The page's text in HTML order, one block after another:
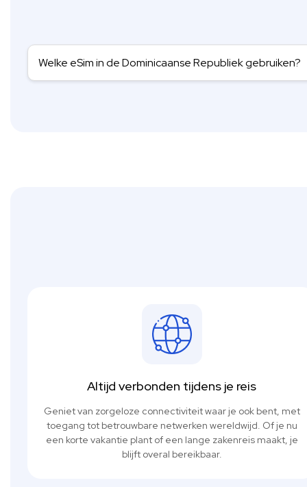
Welke eSim in de Dominicaanse Republiek gebruiken?
Altijd verbonden tijdens je reis
Geniet van zorgeloze connectiviteit waar je ook bent, met
toegang tot betrouwbare netwerken wereldwijd. Of je nu
een korte vakantie plant of een lange zakenreis maakt, je
blijft overal bereikbaar.